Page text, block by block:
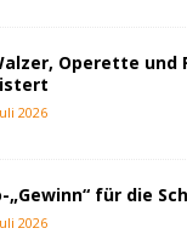
Operette und
2026
„Gewinn“ für die
2026